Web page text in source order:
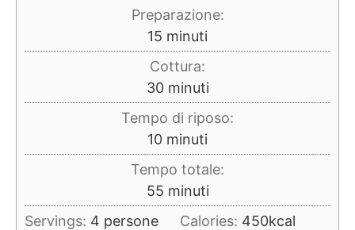
Preparazione:
15 minuti
minuti
Cottura:
30minuti
minuti
Tempo di riposo:
10minuti
minuti
Tempo totale:
55minuti
minuti
Servings: 4 persone Calories: 450kcal